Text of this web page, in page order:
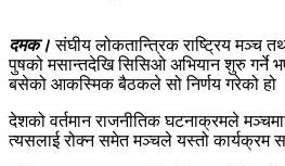
दमक। संघीय लोकतान्त्रिक राष्ट्रिय मञ्च
पुषको मसान्तदेखि सिसिओ अभियान शुरु
बसेको आकस्मिक बैठकले सो निर्णय गरेको हो
देशको वर्तमान राजनीतिक घटनाक्रमले
त्यसलाई रोक्न समेत मञ्चले यस्तो कार्यक्रम